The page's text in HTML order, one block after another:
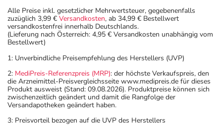
Alle Preise inkl. gesetzlicher Mehrwertsteuer, gegebenenfalls
zuzüglich 3,99 € Versandkosten, ab 34,99 € Bestellwert
versandkostenfrei innerhalb Deutschlands.
(Lieferung nach Österreich: 4,95 € Versandkosten unabhängig vom
Bestellwert)
1: Unverbindliche Preisempfehlung des Herstellers (UVP)
2: MediPreis-Referenzpreis (MRP): der höchste Verkaufspreis, den
die Arzneimittel-Preisvergleichsseite www.medipreis.de für dieses
Produkt ausweist (Stand: 09.08.2026). Produktpreise können sich
zwischenzeitlich geändert und damit die Rangfolge der
Versandapotheken geändert haben.
3: Preisvorteil bezogen auf die UVP des Herstellers